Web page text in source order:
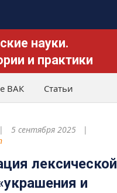
науки.
и практики
ВАК Статьи
5 сентября 2025
лексической
и